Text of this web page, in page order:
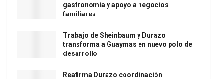
gastronomía y apoyo a negocios
familiares
Trabajo de Sheinbaum y Durazo
transforma a Guaymas en nuevo polo de
desarrollo
Reafirma Durazo coordinación